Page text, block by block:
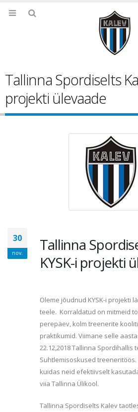
Tallinna Spordiselts
projekti ülevaade
30
nov.
Tallinna
KYSK-i projekti
Oleme jõudnud KYSK-i projekti
teele. Korraldatud on mitmeid
perepäev, kolm treenerite
praktikumid. Viimane selle
22.12,2018 Tallinna Spordihallis
Suhtlemisoskused
kuidas neid efektiivselt
viia Tallinna Ülikool.
Tallinna Spordiselts Kalev